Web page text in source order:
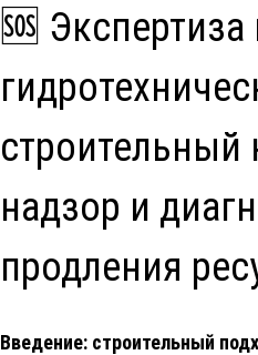
🆘
строительный
надзор и
продления
Введение: строительный